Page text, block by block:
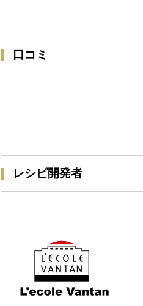
口コミ
レシピ開発者